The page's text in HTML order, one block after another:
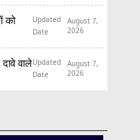
को
Updated
Date
August 7,
2026
वालेUpdated
Date
August 7,
2026